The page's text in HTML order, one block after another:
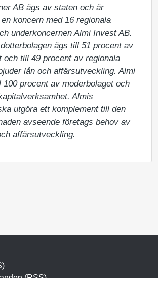
AB ägs av staten och är
koncern med 16 regionala
underkoncernen Almi Invest AB.
ägs till 51 procent av
och till 49 procent av regionala
lån och affärsutveckling. Almi
procent av moderbolaget och
Almis
utgöra ett komplement till den
avseende företags behov av
affärsutveckling.
(RSS)